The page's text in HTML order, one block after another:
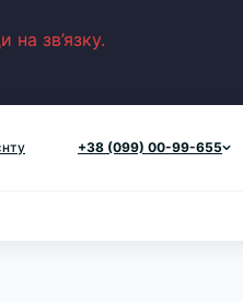
зв’язку.
+38 (099) 00-99-655